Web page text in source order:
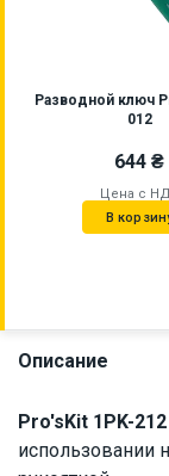
Разводной ключ
012
644 ₴
Цена с
В
Наличие на складе:
ID: 7433 0.79 кг
Описание
Pro'sKit 1PK-212
использовании